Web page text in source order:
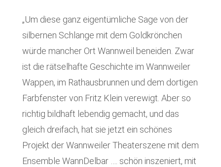
„Um diese ganz eigentümliche Sage von der
silbernen Schlange mit dem Goldkrönchen
würde mancher Ort Wannweil beneiden. Zwar
ist die rätselhafte Geschichte im Wannweiler
Wappen, im Rathausbrunnen und dem dortigen
Farbfenster von Fritz Klein verewigt. Aber so
richtig bildhaft lebendig gemacht, und das
gleich dreifach, hat sie jetzt ein schönes
Projekt der Wannweiler Theaterszene mit dem
Ensemble WannDelbar …. schön inszeniert, mit